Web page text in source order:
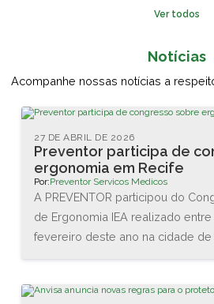
Ver todos
Notícias
Acompanhe nossas notícias a
Preventor participa de
ergonomia em Recife
27 DE ABRIL DE 2026
Por:Preventor Servicos Medicos
A PREVENTOR participou do
de Ergonomia IEA realizado
fevereiro deste ano na cidade
Maurício, da DCA Ergonomia, e